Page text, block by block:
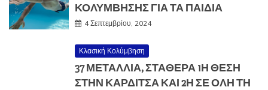
ΚΟΛΥΜΒΗΣΗΣ ΓΙΑ ΤΑ ΠΑΙΔΙΑ
4 Σεπτεμβρίου, 2024
Κλασική Κολύμβηση
37 ΜΕΤΆΛΛΙΑ, ΣΤΑΘΕΡΆ 1Η ΘΈΣΗ
ΣΤΗΝ ΚΑΡΔΊΤΣΑ ΚΑΙ 2Η ΣΕ ΌΛΗ ΤΗ